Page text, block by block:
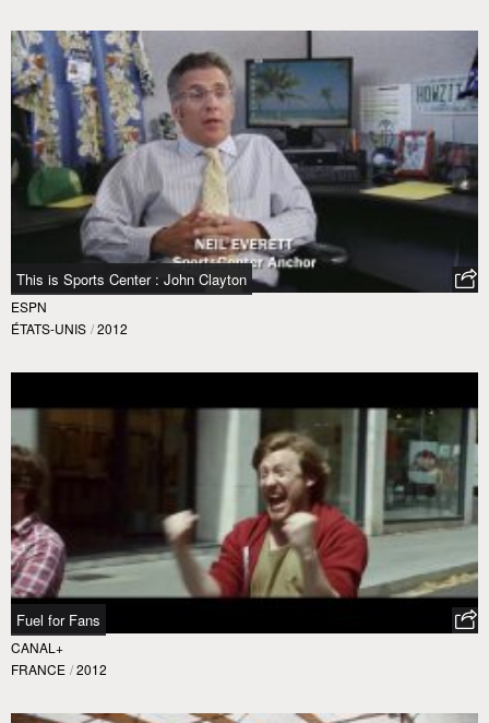
This is Sports Center : John Clayton
ESPN
ÉTATS-UNIS / 2012
Fuel for Fans
CANAL+
FRANCE / 2012